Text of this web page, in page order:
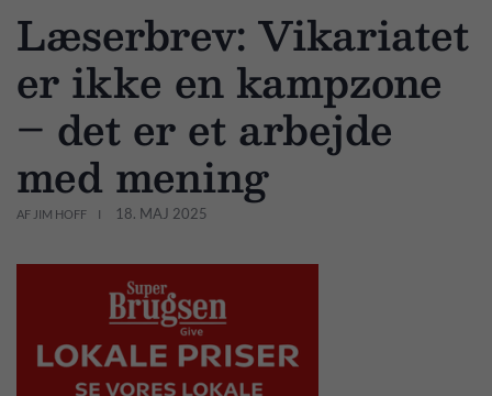
Læserbrev: Vikariatet
er ikke en kampzone
– det er et arbejde
med mening
AF JIM HOFF 18. MAJ 2025